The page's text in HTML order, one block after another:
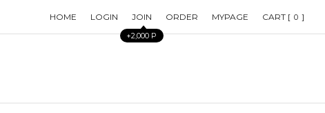
HOME LOGIN JOIN
+2,000 P
ORDER MYPAGE CART [ 0 ]